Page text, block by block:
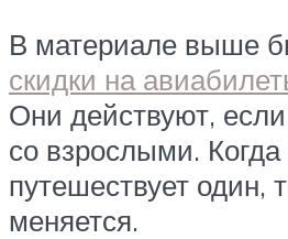
В материале выше
скидки на
Они действуют,
со взрослыми. Когда
путешествует один,
меняется.